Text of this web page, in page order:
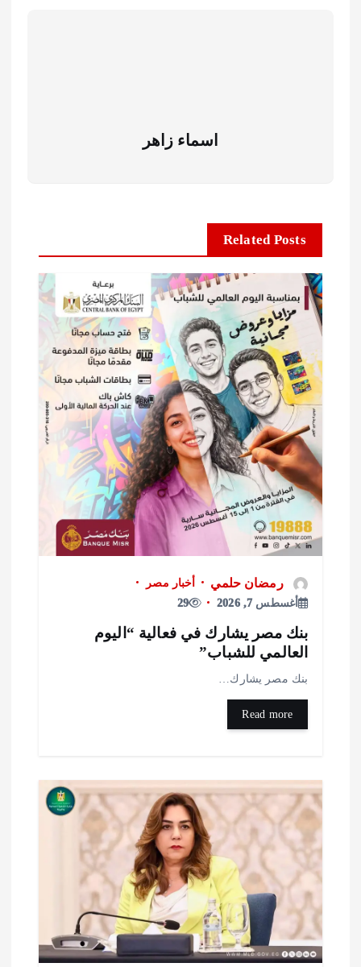
اسماء زاهر
Related Posts
رمضان حلمي
أخبار مصر
أغسطس 7, 2026
29
مصر يشارك في فعالية “اليوم
للشباب”
مصر يشارك…